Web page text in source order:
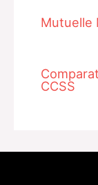
Mutuelle
CCSS